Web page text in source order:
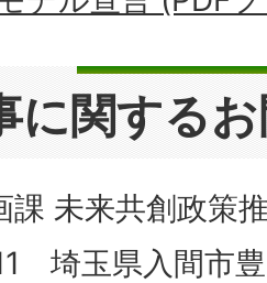
に関する
課 未来共創政策
埼玉県入間市